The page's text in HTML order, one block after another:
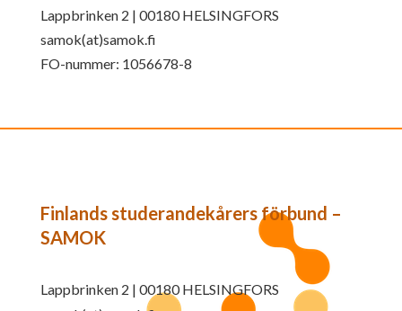
Lappbrinken 2 | 00180 HELSINGFORS
samok(at)samok.fi
FO-nummer: 1056678-8
Finlands studerandekårers förbund –
SAMOK
Lappbrinken 2 | 00180 HELSINGFORS